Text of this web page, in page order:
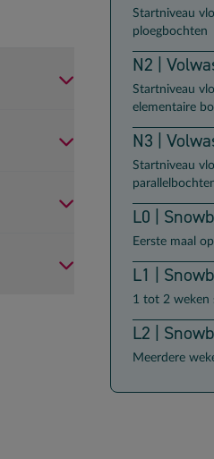
Startniveau
ploegbochten
N2 |
Startniveau
elementaire
N3 |
Startniveau
L0 |
Eerste maal
L1 |
1 tot 2 weken
L2 |
Meerdere